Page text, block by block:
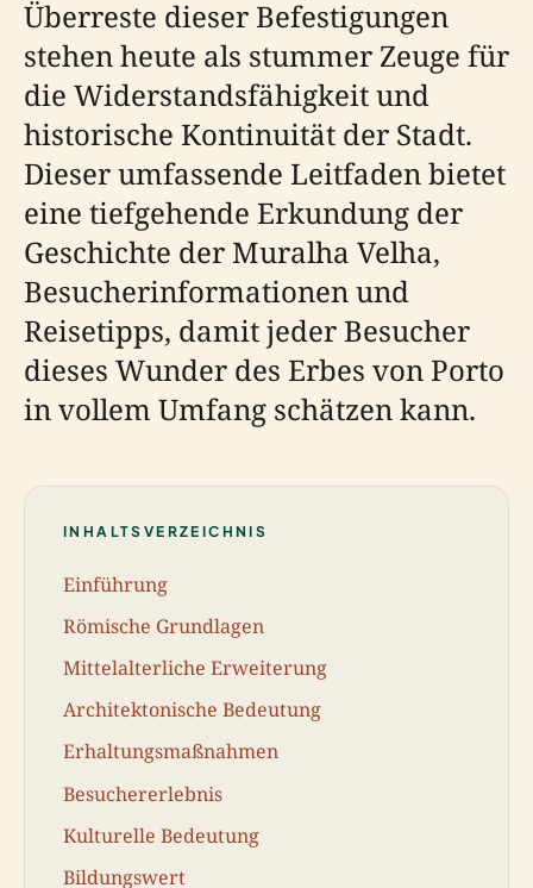
Überreste dieser Befestigungen
stehen heute als stummer Zeuge für
die Widerstandsfähigkeit und
historische Kontinuität der Stadt.
Dieser umfassende Leitfaden bietet
eine tiefgehende Erkundung der
Geschichte der Muralha Velha,
Besucherinformationen und
Reisetipps, damit jeder Besucher
dieses Wunder des Erbes von Porto
in vollem Umfang schätzen kann.
INHALTSVERZEICHNIS
Einführung
Römische Grundlagen
Mittelalterliche Erweiterung
Architektonische Bedeutung
Erhaltungsmaßnahmen
Besuchererlebnis
Kulturelle Bedeutung
Bildungswert